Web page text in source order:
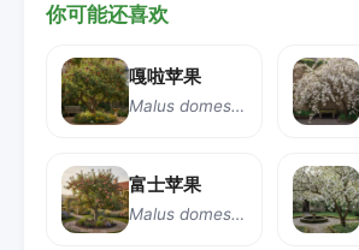
你可能还喜欢
嘎啦苹果
Malus domestica 'Gala'
富士苹果
Malus domestica 'Fuji'